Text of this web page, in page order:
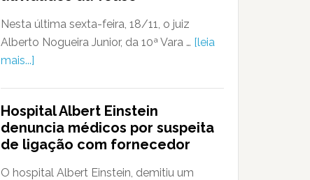
Nesta última sexta-feira, 18/11, o juiz
Alberto Nogueira Junior, da 10ª Vara … [leia
mais...]
Hospital Albert Einstein
denuncia médicos por suspeita
de ligação com fornecedor
O hospital Albert Einstein, demitiu um